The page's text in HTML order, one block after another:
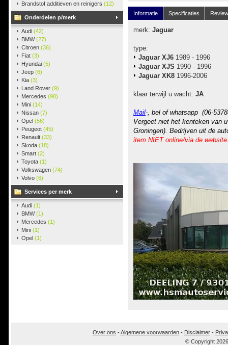
Brandstof additieven en reinigers (12)
Onderdelen p/merk
Audi (42)
BMW(27)
Citroen (36)
Fiat (3)
Hyundai (5)
Jeep (6)
Kia (3)
Land Rover (9)
Mercedes (98)
Mini (14)
Nissan (7)
Opel (56)
Peugeot (45)
Renault (33)
Skoda (18)
Smart (2)
Toyota (1)
Volkswagen (74)
Volvo (6)
Services per merk
Audi (1)
BMW(1)
Mercedes (1)
Mini (1)
Opel (1)
Informatie Specificaties
merk: Jaguar
type:
Jaguar XJ6 1989 - 1996
Jaguar XJS 1990 - 1996
Jaguar XK8 1996-2006
klaar terwijl u wacht: JA
Mail-, bel of whatsapp (06-
Vergeet niet het kenteken van
Groningen). Bedrijven uit de
item NIET online/via de
Over ons -Algemene voorwaarden- Disclaimer-
© Copyright